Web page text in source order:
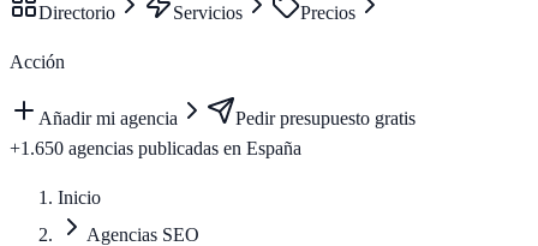
Directorio Servicios Precios
Acción
Añadir mi agencia
Pedir presupuesto gratis
+1.650 agencias publicadas en España
Inicio
Agencias SEO